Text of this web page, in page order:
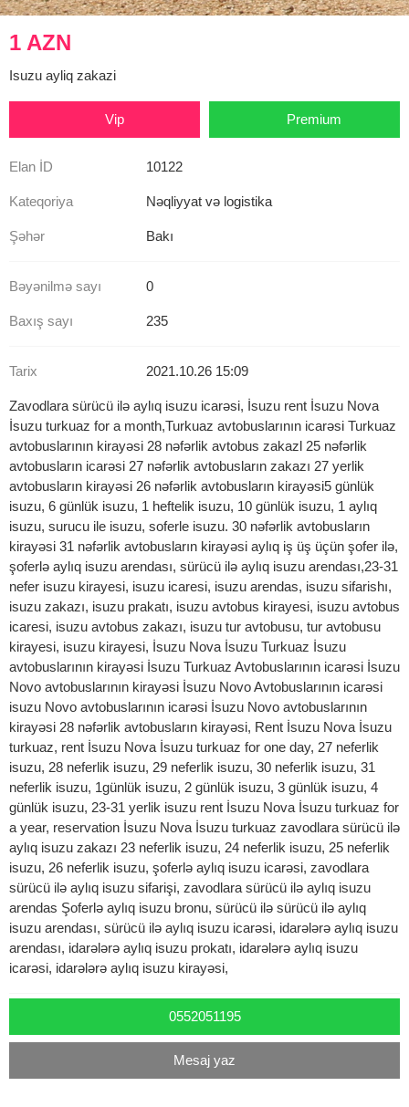
1 AZN
Isuzu ayliq zakazi
Vip Premium
Elan İD 10122
Kateqoriya Nəqliyyat və logistika
Şəhər Bakı
Bəyənilmə sayı 0
Baxış sayı 235
Tarix 2021.10.26 15:09
Zavodlara sürücü ilə aylıq isuzu icarəsi, İsuzu rent İsuzu Nova
İsuzu turkuaz for a month,Turkuaz avtobuslarının icarəsi Turkuaz
avtobuslarının kirayəsi 28 nəfərlik avtobus zakazl 25 nəfərlik
avtobusların icarəsi 27 nəfərlik avtobusların zakazı 27 yerlik
avtobusların kirayəsi 26 nəfərlik avtobusların kirayəsi5 günlük
isuzu, 6 günlük isuzu, 1 heftelik isuzu, 10 günlük isuzu, 1 aylıq
isuzu, surucu ile isuzu, soferle isuzu. 30 nəfərlik avtobusların
kirayəsi 31 nəfərlik avtobusların kirayəsi aylıq iş üş üçün şofer ilə,
şoferlə aylıq isuzu arendası, sürücü ilə aylıq isuzu arendası,23-31
nefer isuzu kirayesi, isuzu icaresi, isuzu arendas, isuzu sifarishı,
isuzu zakazı, isuzu prakatı, isuzu avtobus kirayesi, isuzu avtobus
icaresi, isuzu avtobus zakazı, isuzu tur avtobusu, tur avtobusu
kirayesi, isuzu kirayesi, İsuzu Nova İsuzu Turkuaz İsuzu
avtobuslarının kirayəsi İsuzu Turkuaz Avtobuslarının icarəsi İsuzu
Novo avtobuslarının kirayəsi İsuzu Novo Avtobuslarının icarəsi
isuzu Novo avtobuslarının icarəsi İsuzu Novo avtobuslarının
kirayəsi 28 nəfərlik avtobusların kirayəsi, Rent İsuzu Nova İsuzu
turkuaz, rent İsuzu Nova İsuzu turkuaz for one day, 27 neferlik
isuzu, 28 neferlik isuzu, 29 neferlik isuzu, 30 neferlik isuzu, 31
neferlik isuzu, 1günlük isuzu, 2 günlük isuzu, 3 günlük isuzu, 4
günlük isuzu, 23-31 yerlik isuzu rent İsuzu Nova İsuzu turkuaz for
a year, reservation İsuzu Nova İsuzu turkuaz zavodlara sürücü ilə
aylıq isuzu zakazı 23 neferlik isuzu, 24 neferlik isuzu, 25 neferlik
isuzu, 26 neferlik isuzu, şoferlə aylıq isuzu icarəsi, zavodlara
sürücü ilə aylıq isuzu sifarişi, zavodlara sürücü ilə aylıq isuzu
arendas Şoferlə aylıq isuzu bronu, sürücü ilə sürücü ilə aylıq
isuzu arendası, sürücü ilə aylıq isuzu icarəsi, idarələrə aylıq isuzu
arendası, idarələrə aylıq isuzu prokatı, idarələrə aylıq isuzu
icarəsi, idarələrə aylıq isuzu kirayəsi,
0552051195
Mesaj yaz